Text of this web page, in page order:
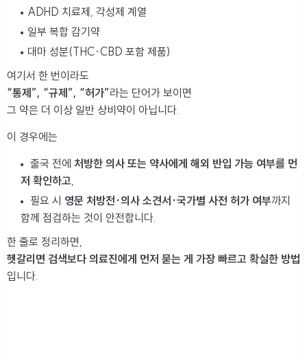
ADHD 치료제, 각성제 계열
일부 복합 감기약
대마 성분(THC·CBD 포함 제품)
여기서 한 번이라도
“통제”, “규제”, “허가”라는 단어가 보이면
그 약은 더 이상 일반 상비약이 아닙니다.
이 경우에는
출국 전에 처방한 의사 또는 약사에게 해외 반입 가능 여부를 먼
저 확인하고,
필요 시 영문 처방전·의사 소견서·국가별 사전 허가 여부까지
함께 점검하는 것이 안전합니다.
한 줄로 정리하면,
헷갈리면 검색보다 의료진에게 먼저 묻는 게 가장 빠르고 확실한 방법
입니다.